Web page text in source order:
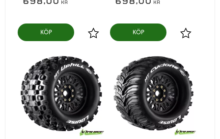
KR
Lägg till i favoriter
KÖP
KR
Lägg till i
KÖP